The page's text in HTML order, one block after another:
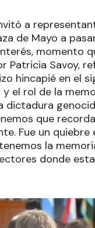
a
de Mayo a
momento
Patricia Savoy,
hincapié en el
el rol de la
dictadura
que
Fue un quiebre
la
donde